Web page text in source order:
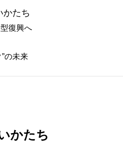
かたち
復興へ
の未来
かたち